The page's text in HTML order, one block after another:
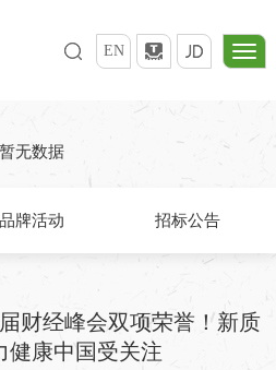
EN
暂无数据
品牌活动 招标公告
财经峰会双项荣誉！新质
健康中国受关注